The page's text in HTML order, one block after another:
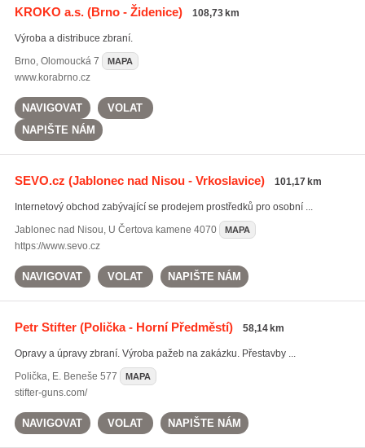
KROKO a.s.(Brno - Židenice) 108,73 km
Výroba a distribuce zbraní.
Brno, Olomoucká 7 MAPA
www.korabrno.cz
NAVIGOVAT
VOLAT
NAPIŠTE NÁM
SEVO.cz (Jablonec nad Nisou - Vrkoslavice) 101,17 km
Internetový obchod zabývající se prodejem prostředků pro osobní ...
Jablonec nad Nisou, U Čertova kamene 4070 MAPA
https://www.sevo.cz
NAVIGOVAT VOLAT NAPIŠTE NÁM
Petr Stifter(Polička - Horní Předměstí) 58,14 km
Opravy a úpravy zbraní. Výroba pažeb na zakázku. Přestavby ...
Polička, E. Beneše 577 MAPA
stifter-guns.com/
NAVIGOVAT VOLAT NAPIŠTE NÁM